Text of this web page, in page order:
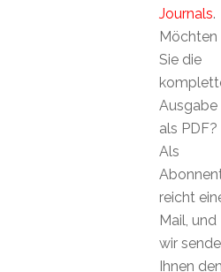
Journals.
Möchten
Sie die
Ausgabe
als PDF?
Als
reicht
Mail, und
wir
Ihnen den